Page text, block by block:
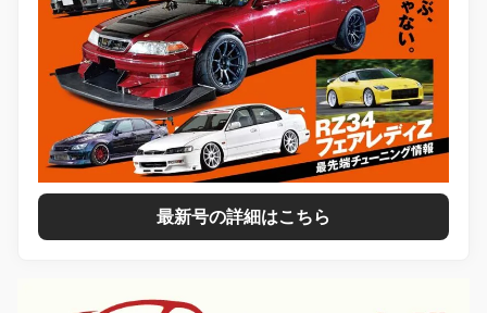
最新号の詳細はこちら